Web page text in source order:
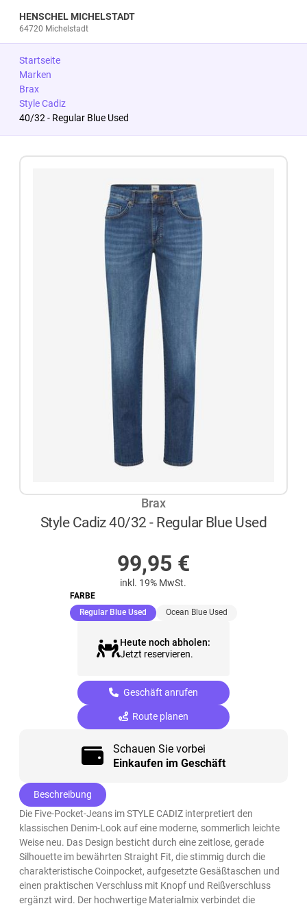
HENSCHEL MICHELSTADT
64720 Michelstadt
Startseite
Marken
Brax
Style Cadiz
40/32 - Regular Blue Used
Brax
Style Cadiz 40/32 - Regular Blue Used
99,95 €
inkl. 19% MwSt.
FARBE
Regular Blue Used(ausgewählt)
Ocean Blue Used
Heute noch abholen:
Jetzt reservieren.
Geschäft anrufen
Route planen
Schauen Sie vorbei
Einkaufen im Geschäft
Beschreibung
Die Five-Pocket-Jeans im STYLE CADIZ interpretiert den
klassischen Denim-Look auf eine moderne, sommerlich leichte
Weise neu. Das Design besticht durch eine zeitlose, gerade
Silhouette im bewährten Straight Fit, die stimmig durch die
charakteristische Coinpocket, aufgesetzte Gesäßtaschen und
einen praktischen Verschluss mit Knopf und Reißverschluss
ergänzt wird. Der hochwertige Materialmix verbindet die